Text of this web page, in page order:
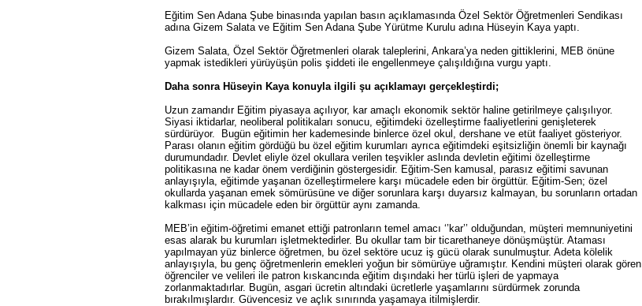
Eğitim Sen Adana Şube binasında yapılan basın açıklamasında Özel Sektör Öğretmenleri Sendikası
adına Gizem Salata ve Eğitim Sen Adana Şube Yürütme Kurulu adına Hüseyin Kaya yaptı.
Gizem Salata, Özel Sektör Öğretmenleri olarak taleplerini, Ankara’ya neden gittiklerini, MEB önüne
yapmak istedikleri yürüyüşün polis şiddeti ile engellenmeye çalışıldığına vurgu yaptı.
Daha sonra Hüseyin Kaya konuyla ilgili şu açıklamayı gerçekleştirdi;
Uzun zamandır Eğitim piyasaya açılıyor, kar amaçlı ekonomik sektör haline getirilmeye çalışılıyor.
Siyasi iktidarlar, neoliberal politikaları sonucu, eğitimdeki özelleştirme faaliyetlerini genişleterek
sürdürüyor. Bugün eğitimin her kademesinde binlerce özel okul, dershane ve etüt faaliyet gösteriyor.
Parası olanın eğitim gördüğü bu özel eğitim kurumları ayrıca eğitimdeki eşitsizliğin önemli bir kaynağı
durumundadır. Devlet eliyle özel okullara verilen teşvikler aslında devletin eğitimi özelleştirme
politikasına ne kadar önem verdiğinin göstergesidir. Eğitim-Sen kamusal, parasız eğitimi savunan
anlayışıyla, eğitimde yaşanan özelleştirmelere karşı mücadele eden bir örgüttür. Eğitim-Sen; özel
okullarda yaşanan emek sömürüsüne ve diğer sorunlara karşı duyarsız kalmayan, bu sorunların ortadan
kalkması için mücadele eden bir örgüttür aynı zamanda.
MEB’in eğitim-öğretimi emanet ettiği patronların temel amacı ‘’kar’’ olduğundan, müşteri memnuniyetini
esas alarak bu kurumları işletmektedirler. Bu okullar tam bir ticarethaneye dönüşmüştür. Ataması
yapılmayan yüz binlerce öğretmen, bu özel sektöre ucuz iş gücü olarak sunulmuştur. Adeta kölelik
anlayışıyla, bu genç öğretmenlerin emekleri yoğun bir sömürüye uğramıştır. Kendini müşteri olarak gören
öğrenciler ve velileri ile patron kıskancında eğitim dışındaki her türlü işleri de yapmaya
zorlanmaktadırlar. Bugün, asgari ücretin altındaki ücretlerle yaşamlarını sürdürmek zorunda
bırakılmışlardır. Güvencesiz ve açlık sınırında yaşamaya itilmişlerdir.